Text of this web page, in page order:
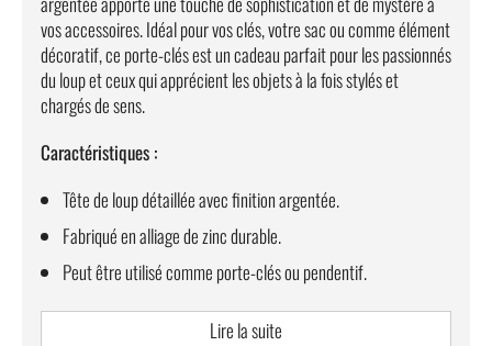
vos accessoires. Idéal pour vos clés, votre sac ou comme élément
décoratif, ce porte-clés est un cadeau parfait pour les passionnés
du loup et ceux qui apprécient les objets à la fois stylés et
chargés de sens.
Caractéristiques :
Tête de loup détaillée avec finition argentée.
Fabriqué en alliage de zinc durable.
Peut être utilisé comme porte-clés ou pendentif.
LIVRAISON STANDARD TOTALEMENT OFFERTE.
Lire la suite